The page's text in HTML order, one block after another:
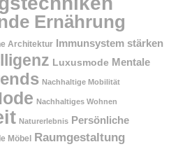
Ernährung
Architektur Immunsystem stärken
Luxusmode Mentale
Nachhaltige Mobilität
Nachhaltiges Wohnen
Naturerlebnis Persönliche
Möbel Raumgestaltung